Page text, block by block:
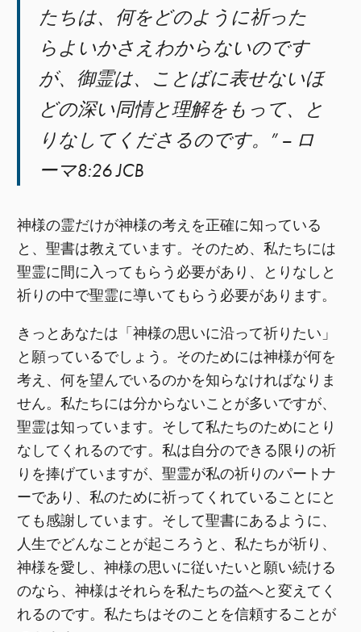
たちは、何をどのように祈った
らよいかさえわからないのです
が、御霊は、ことばに表せないほ
どの深い同情と理解をもって、と
りなしてくださるのです。” – ロ
ーマ8:26 JCB
神様の霊だけが神様の考えを正確に知っている
と、聖書は教えています。そのため、私たちには
聖霊に間に入ってもらう必要があり、とりなしと
祈りの中で聖霊に導いてもらう必要があります。
きっとあなたは「神様の思いに沿って祈りたい」
と願っているでしょう。そのためには神様が何を
考え、何を望んでいるのかを知らなければなりま
せん。私たちには分からないことが多いですが、
聖霊は知っています。そして私たちのためにとり
なしてくれるのです。私は自分のできる限りの祈
りを捧げていますが、聖霊が私の祈りのパートナ
ーであり、私のために祈ってくれていることにと
ても感謝しています。そして聖書にあるように、
人生でどんなことが起ころうと、私たちが祈り、
神様を愛し、神様の思いに従いたいと願い続ける
のなら、神様はそれらを私たちの益へと変えてく
れるのです。私たちはそのことを信頼することが